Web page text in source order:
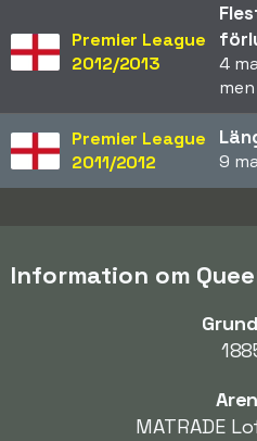
Premier League
2012/2013
4
Premier League
2011/2012
9
Information om
MATRADE